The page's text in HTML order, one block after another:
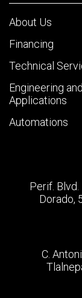
About Us
Financing
Technical
Engineering and
Applications
Automations
Perif.
Dorado,
C.